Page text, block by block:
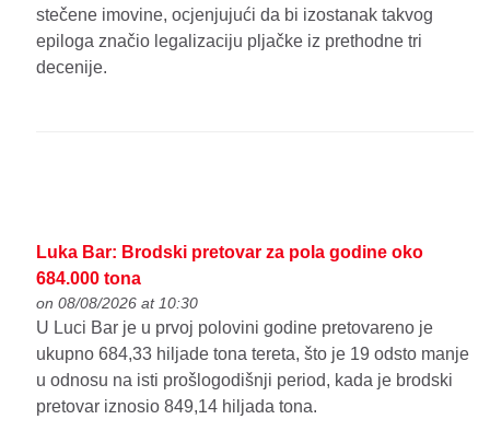
stečene imovine, ocjenjujući da bi izostanak takvog
epiloga značio legalizaciju pljačke iz prethodne tri
decenije.
Luka Bar: Brodski pretovar za pola godine oko
684.000 tona
on 08/08/2026 at 10:30
U Luci Bar je u prvoj polovini godine pretovareno je
ukupno 684,33 hiljade tona tereta, što je 19 odsto manje
u odnosu na isti prošlogodišnji period, kada je brodski
pretovar iznosio 849,14 hiljada tona.